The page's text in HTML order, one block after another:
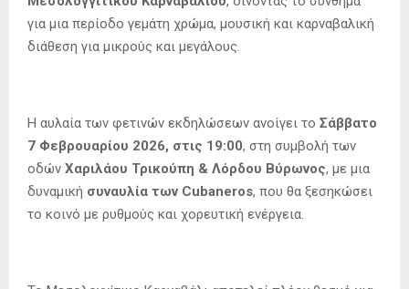
για μια περίοδο γεμάτη χρώμα, μουσική και καρναβαλική
διάθεση για μικρούς και μεγάλους.
Η αυλαία των φετινών εκδηλώσεων ανοίγει το Σάββατο
7 Φεβρουαρίου 2026, στις 19:00, στη συμβολή των
οδών Χαριλάου Τρικούπη & Λόρδου Βύρωνος, με μια
δυναμική συναυλία των Cubaneros, που θα ξεσηκώσει
το κοινό με ρυθμούς και χορευτική ενέργεια.